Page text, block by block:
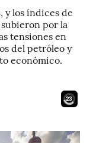
y los índices de
por la
tensiones en
del petróleo y
económico.
21